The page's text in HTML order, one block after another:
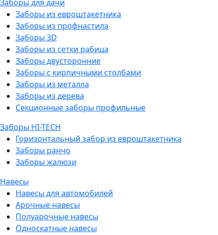
Заборы для дачи
Заборы из евроштакетника
Заборы из профнастила
Заборы 3D
Заборы из сетки рабица
Заборы двусторонние
Заборы с кирпичными столбами
Заборы из металла
Заборы из дерева
Секционные заборы профильные
Заборы HI-TECH
Горизонтальный забор из евроштакетника
Заборы ранчо
Заборы жалюзи
Навесы
Навесы для автомобилей
Арочные навесы
Полуарочные навесы
Односкатные навесы